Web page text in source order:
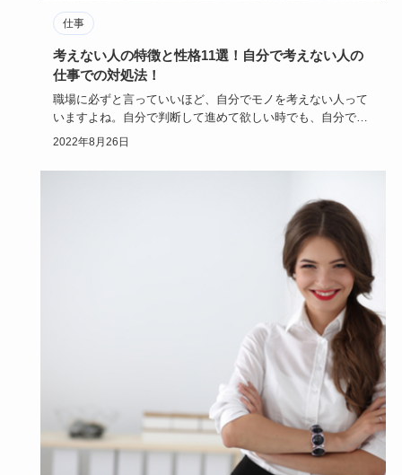
仕事
考えない人の特徴と性格11選！自分で考えない人の
仕事での対処法！
職場に必ずと言っていいほど、自分でモノを考えない人って
いますよね。自分で判断して進めて欲しい時でも、自分で考
えない人は自分…
2022年8月26日